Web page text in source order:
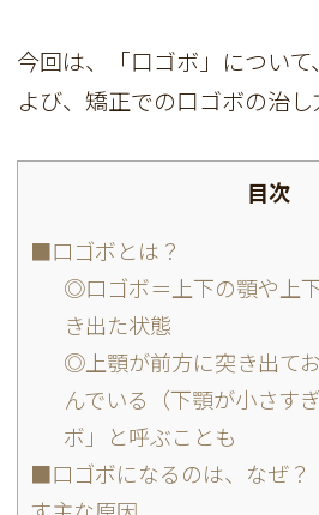
今回は、「口ゴボ」につい
よび、矯正での口ゴボの治し
目次
■口ゴボとは？
◎口ゴボ＝上下の顎や上
き出た状態
◎上顎が前方に突き出て
んでいる（下顎が小さす
ボ」と呼ぶことも
■口ゴボになるのは、なぜ